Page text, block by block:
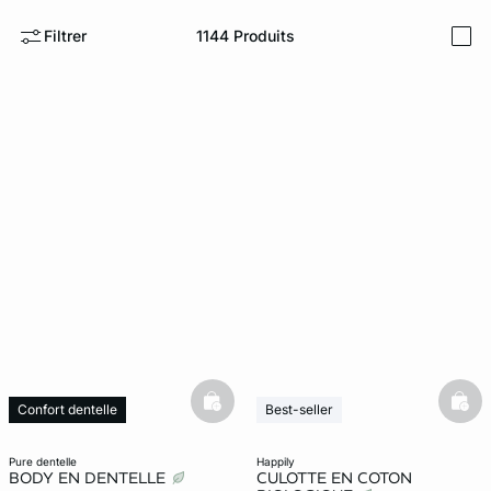
Filtrer 1144 Produits
pure dentelle
BODY EN DENTELLE
Confort dentelle basketfull
happily
CULOTTE EN COTON
Best-seller